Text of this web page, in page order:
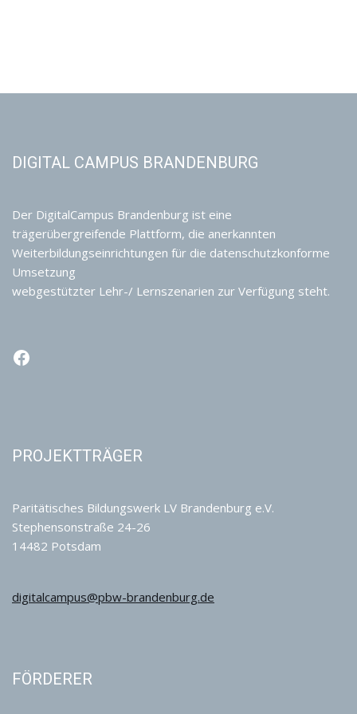
DIGITAL CAMPUS BRANDENBURG
Der DigitalCampus Brandenburg ist eine
trägerübergreifende Plattform, die anerkannten
Weiterbildungseinrichtungen für die datenschutzkonforme
Umsetzung
webgestützter Lehr-/ Lernszenarien zur Verfügung steht.
PROJEKTTRÄGER
Paritätisches Bildungswerk LV Brandenburg e.V.
Stephensonstraße 24-26
14482 Potsdam
digitalcampus@pbw-brandenburg.de
FÖRDERER